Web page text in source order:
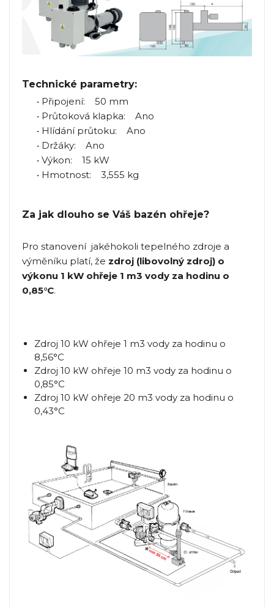
Technické parametry:
• Připojení: 50 mm
• Průtoková klapka: Ano
• Hlídání průtoku: Ano
• Držáky: Ano
• Výkon: 15 kW
• Hmotnost: 3,555 kg
Za jak dlouho se Váš bazén ohřeje?
Pro stanovení jakéhokoli tepelného zdroje a
výměníku platí, že zdroj (libovolný zdroj) o
výkonu 1 kW ohřeje 1 m3 vody za hodinu o
0,85°C.
Zdroj 10 kW ohřeje 1 m3 vody za hodinu o
8,56°C
Zdroj 10 kW ohřeje 10 m3 vody za hodinu o
0,85°C
Zdroj 10 kW ohřeje 20 m3 vody za hodinu o
0,43°C